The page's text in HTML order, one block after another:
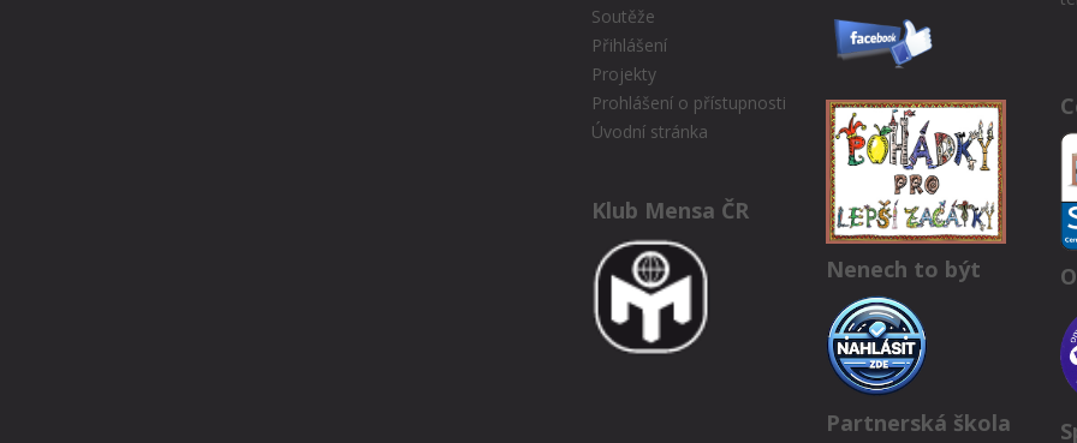
Soutěže
Přihlášení
Projekty
Prohlášení o přístupnosti
Úvodní stránka
Klub Mensa ČR
Nenech to být
Partnerská škola